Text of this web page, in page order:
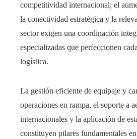
competitividad internacional; el
la conectividad estratégica y la
sector exigen una coordinación
especializadas que perfeccionen
logística.
La gestión eficiente de equipaje y
operaciones en rampa, el soporte a
internacionales y la aplicación de
constituyen pilares fundamentales